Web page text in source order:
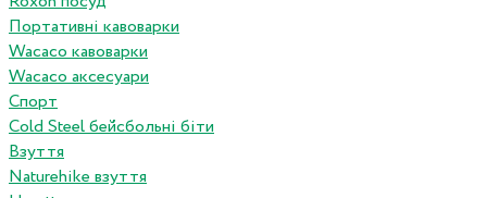
Портативні кавоварки
Wacaco кавоварки
Wacaco аксесуари
Спорт
Cold Steel бейсбольні біти
Взуття
Naturehike взуття